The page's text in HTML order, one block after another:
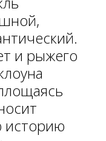
и рыжего
историю